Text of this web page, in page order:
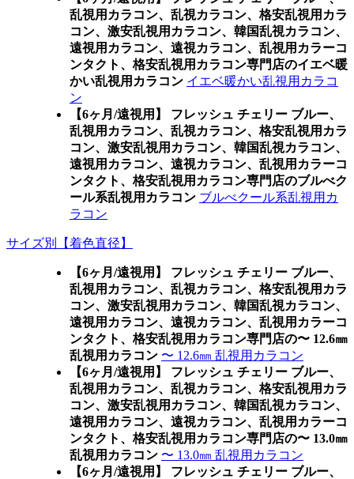
乱視用カラコン、乱視カラコン、格安乱視用カラ
コン、激安乱視用カラコン、韓国乱視カラコン、
遠視用カラコン、遠視カラコン、乱視用カラーコ
ンタクト、格安乱視用カラコン専門店のイエベ暖
かい乱視用カラコン イエベ暖かい乱視用カラコ
ン
【6ヶ月/遠視用】 フレッシュ チェリー ブルー、
乱視用カラコン、乱視カラコン、格安乱視用カラ
コン、激安乱視用カラコン、韓国乱視カラコン、
遠視用カラコン、遠視カラコン、乱視用カラーコ
ンタクト、格安乱視用カラコン専門店のブルべク
ール系乱視用カラコン ブルべクール系乱視用カ
ラコン
サイズ別【着色直径】
【6ヶ月/遠視用】 フレッシュ チェリー ブルー、
乱視用カラコン、乱視カラコン、格安乱視用カラ
コン、激安乱視用カラコン、韓国乱視カラコン、
遠視用カラコン、遠視カラコン、乱視用カラーコ
ンタクト、格安乱視用カラコン専門店の〜 12.6㎜
乱視用カラコン 〜 12.6㎜ 乱視用カラコン
【6ヶ月/遠視用】 フレッシュ チェリー ブルー、
乱視用カラコン、乱視カラコン、格安乱視用カラ
コン、激安乱視用カラコン、韓国乱視カラコン、
遠視用カラコン、遠視カラコン、乱視用カラーコ
ンタクト、格安乱視用カラコン専門店の〜 13.0㎜
乱視用カラコン 〜 13.0㎜ 乱視用カラコン
【6ヶ月/遠視用】 フレッシュ チェリー ブルー、